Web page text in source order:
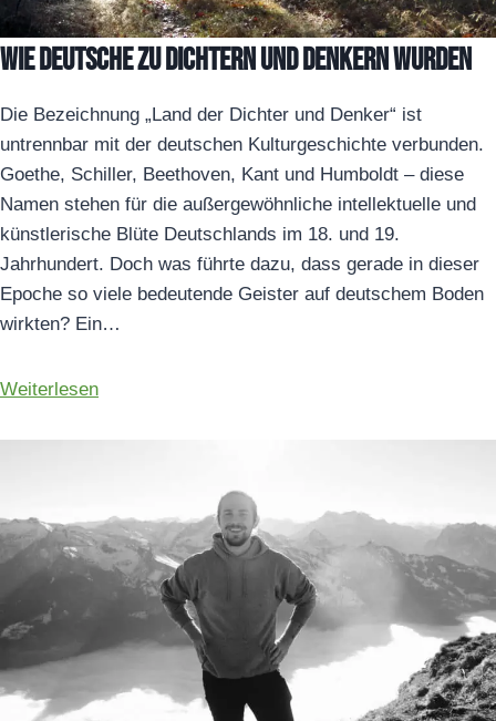
Wie Deutsche zu Dichtern und Denkern wurden
Die Bezeichnung „Land der Dichter und Denker“ ist
untrennbar mit der deutschen Kulturgeschichte verbunden.
Goethe, Schiller, Beethoven, Kant und Humboldt – diese
Namen stehen für die außergewöhnliche intellektuelle und
künstlerische Blüte Deutschlands im 18. und 19.
Jahrhundert. Doch was führte dazu, dass gerade in dieser
Epoche so viele bedeutende Geister auf deutschem Boden
wirkten? Ein…
Weiterlesen